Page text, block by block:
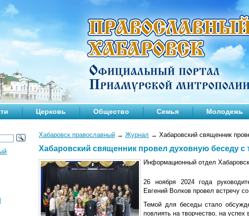
Церковь Общество Семья Молодежь
Хабаровск православный → Журнал → Хабаровский священник
Хабаровский священник провел духовную беседу
Информационный отдел
26 ноября 2024 года
Евгений Волков провел встречу
Темой для беседы стало
повлиять на творчество, на успех